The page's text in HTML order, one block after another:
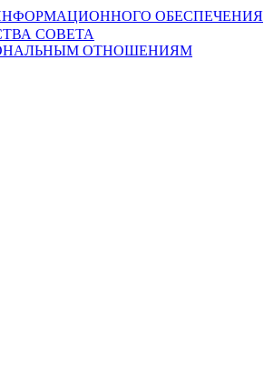
ОБЕСПЕЧЕНИЯ
СОВЕТА
ОТНОШЕНИЯМ